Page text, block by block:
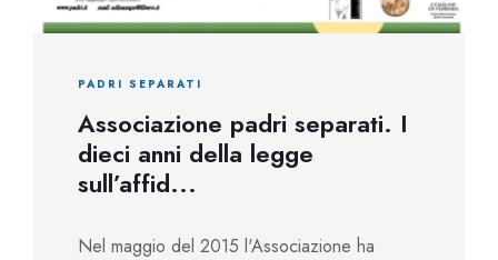
PADRI SEPARATI
Associazione padri separati. I
dieci anni della legge
sull’affid...
Nel maggio del 2015 l'Associazione ha